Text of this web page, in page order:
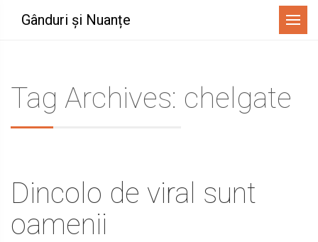
Gânduri și Nuanțe Menu
Tag Archives: chelgate
Dincolo de viral sunt
oamenii